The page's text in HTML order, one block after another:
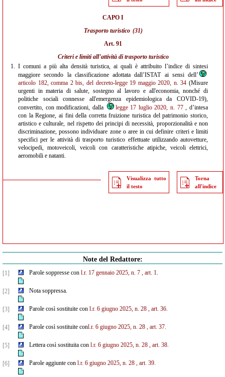
CAPO I
Trasporto turistico (31)
Art. 91
Criteri e limiti all’attività di trasporto turistico
1. I comuni a più alta densità turistica, ai quali è attribuito l’indice di sintesi
maggiore secondo la classificazione adottata dall’ISTAT ai sensi dell’
articolo 182, comma 2 bis, del decreto-legge 19 maggio 2020, n. 34 (Misure
urgenti in materia di salute, sostegno al lavoro e all'economia, nonché di
politiche sociali connesse all'emergenza epidemiologica da COVID-19),
convertito, con modificazioni, dalla
legge 17 luglio 2020, n. 77, d’intesa
con la Regione, ai fini della corretta fruizione turistica del patrimonio storico,
artistico e culturale, nel rispetto dei principi di necessità, proporzionalità e non
discriminazione, possono individuare zone o aree in cui definire criteri e limiti
specifici per le attività di trasporto turistico effettuate utilizzando autovetture,
velocipedi, motoveicoli, veicoli con caratteristiche atipiche, veicoli elettrici,
aeromobili e natanti.
Visualizza tutto
il testo
Torna
all'indice
Note del Redattore:
[1] Parole soppresse con l.r. 17 gennaio 2025, n. 7 , art. 1.
[2] Nota soppressa.
[3] Parole così sostituite con l.r. 6 giugno 2025, n. 28 , art. 36.
[4] Parole così sostituite conl.r. 6 giugno 2025, n. 28 , art. 37.
[5] Lettera così sostituita con l.r. 6 giugno 2025, n. 28 , art. 38.
[6] Parole aggiunte con l.r. 6 giugno 2025, n. 28 , art. 39.